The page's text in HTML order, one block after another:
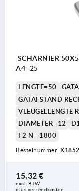
SCHARNIER 50X50, RVS A4, A1=15,
A4=25
LENGTE=50
GATAFSTAND
VLEUGELLENGTE
DIAMETER=12
F2 N =1800
Bestelnummer:
15,32 €
excl. BTW
plus verzendkosten